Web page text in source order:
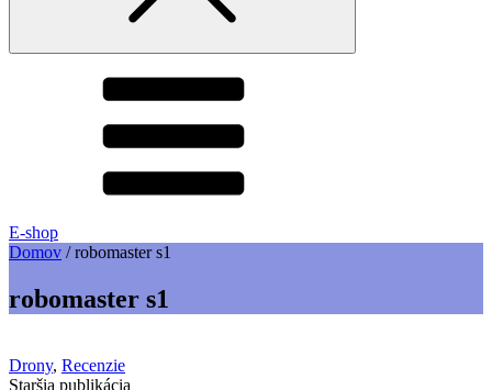
E-shop
Domov /robomaster s1
robomaster s1
Drony, Recenzie
Staršia publikácia